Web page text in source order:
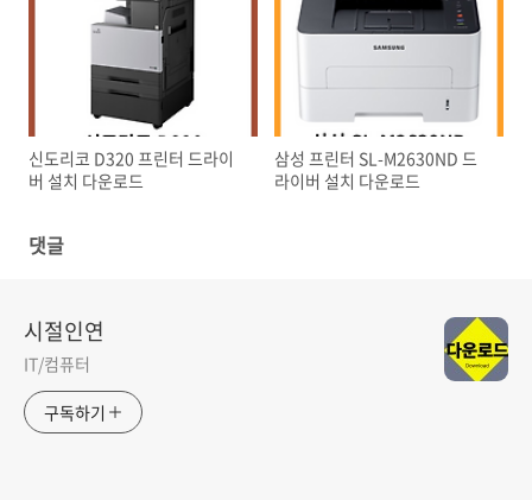
신도리코 D320 프린터 드라이
버 설치 다운로드
삼성 프린터 SL-M2630ND 드
라이버 설치 다운로드
댓글
시절인연
IT/컴퓨터
구독하기